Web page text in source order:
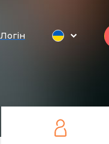
Логін